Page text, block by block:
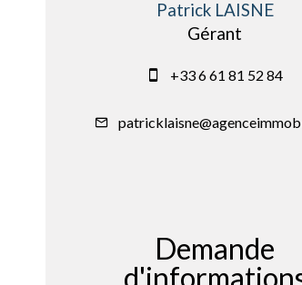
Patrick LAISNE
Gérant
+33 6 61 81 52 84
Demande